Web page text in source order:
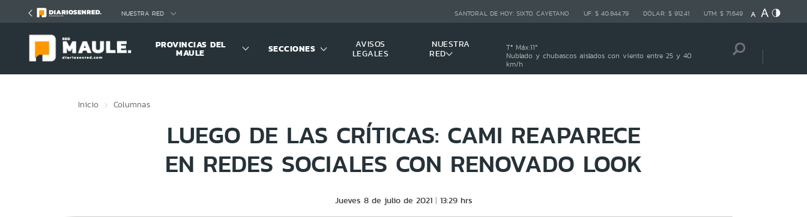
NUESTRA RED SANTORAL DE HOY: SIXTO, CAYETANO UF: $ 40.844,79 DÓLAR: $ 912,41 UTM: $ 71.649
PROVINCIAS DEL
MAULE SECCIONES
AVISOS
LEGALES
NUESTRA
RED
Tª Máx:11º
Nublado y chubascos aislados con viento entre 25 y 40
km/h
Inicio Columnas
LUEGO DE LAS CRÍTICAS: CAMI REAPARECE
EN REDES SOCIALES CON RENOVADO LOOK
Jueves 8 de julio de 2021 13:29 hrs